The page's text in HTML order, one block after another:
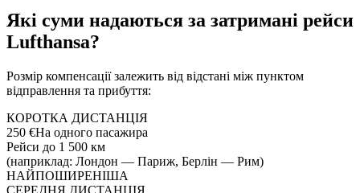
Які суми надаються за затримані рейси
Lufthansa?
Розмір компенсації залежить від відстані між пунктом
відправлення та прибуття:
КОРОТКА ДИСТАНЦІЯ
250 €На одного пасажира
Рейси до 1 500 км
(наприклад: Лондон — Париж, Берлін — Рим)
НАЙПОШИРЕНІША
СЕРЕДНЯ ДИСТАНЦІЯ